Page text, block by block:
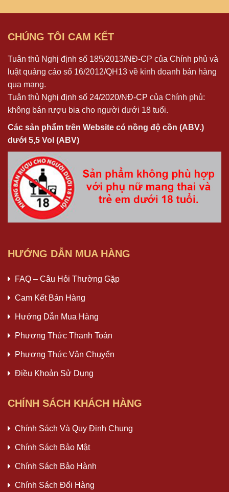
CHÚNG TÔI CAM KẾT
Tuân thủ Nghị định số 185/2013/NĐ-CP của Chính phủ và
luật quảng cáo số 16/2012/QH13 về kinh doanh bán hàng
qua mạng.
Tuân thủ Nghị định số 24/2020/NĐ-CP của Chính phủ:
không bán rượu bia cho người dưới 18 tuổi.
Các sản phẩm trên Website có nồng độ cồn (ABV.)
dưới 5,5 Vol (ABV)
HƯỚNG DẪN MUA HÀNG
FAQ – Câu Hỏi Thường Gặp
Cam Kết Bán Hàng
Hướng Dẫn Mua Hàng
Phương Thức Thanh Toán
Phương Thức Vận Chuyển
Điều Khoản Sử Dụng
CHÍNH SÁCH KHÁCH HÀNG
Chính Sách Và Quy Định Chung
Chính Sách Bảo Mật
Chính Sách Bảo Hành
Chính Sách Đổi Hàng